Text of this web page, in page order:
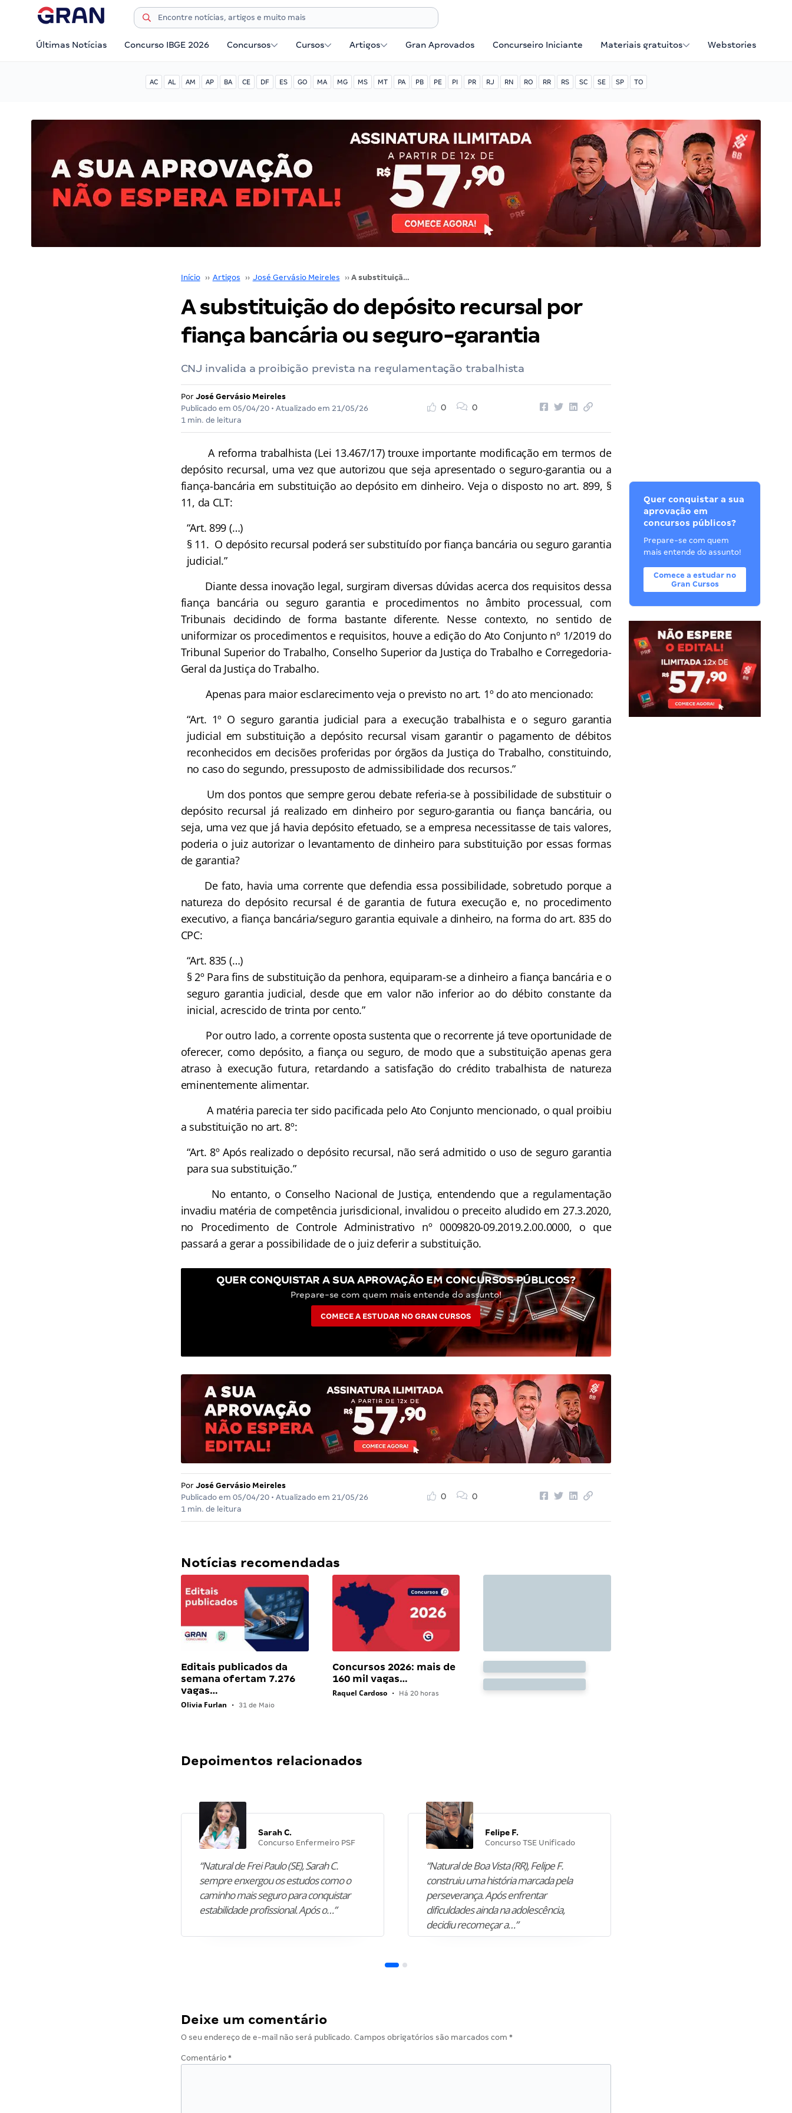
Últimas Notícias Concurso IBGE 2026 Concursos Cursos Artigos Gran Aprovados Concurseiro Iniciante Materiais gratuitos Webstories
AC AL AM AP BA CE DF ES GO MA MG MS MT PA PB PE PI PR RJ RN RO RR RS SC SE SP TO
Início ›› Artigos ›› José Gervásio Meireles ›› A substituição do depósito recursal por fiança bancária ou seguro-garantia
A substituição do depósito recursal por
fiança bancária ou seguro-garantia
CNJ invalida a proibição prevista na regulamentação trabalhista
Por José Gervásio Meireles
Publicado em 05/04/20• Atualizado em 21/05/26
1 min. de leitura
0 0
A reforma trabalhista (Lei 13.467/17) trouxe importante modificação em termos de
depósito recursal, uma vez que autorizou que seja apresentado o seguro-garantia ou a
fiança-bancária em substituição ao depósito em dinheiro. Veja o disposto no art. 899, §
11, da CLT:
“Art. 899 (…)
§ 11. O depósito recursal poderá ser substituído por fiança bancária ou seguro garantia
judicial.”
Diante dessa inovação legal, surgiram diversas dúvidas acerca dos requisitos dessa
fiança bancária ou seguro garantia e procedimentos no âmbito processual, com
Tribunais decidindo de forma bastante diferente. Nesse contexto, no sentido de
uniformizar os procedimentos e requisitos, houve a edição do Ato Conjunto nº 1/2019 do
Tribunal Superior do Trabalho, Conselho Superior da Justiça do Trabalho e Corregedoria-
Geral da Justiça do Trabalho.
Apenas para maior esclarecimento veja o previsto no art. 1º do ato mencionado:
“Art. 1º O seguro garantia judicial para a execução trabalhista e o seguro garantia
judicial em substituição a depósito recursal visam garantir o pagamento de débitos
reconhecidos em decisões proferidas por órgãos da Justiça do Trabalho, constituindo,
no caso do segundo, pressuposto de admissibilidade dos recursos.”
Um dos pontos que sempre gerou debate referia-se à possibilidade de substituir o
depósito recursal já realizado em dinheiro por seguro-garantia ou fiança bancária, ou
seja, uma vez que já havia depósito efetuado, se a empresa necessitasse de tais valores,
poderia o juiz autorizar o levantamento de dinheiro para substituição por essas formas
de garantia?
De fato, havia uma corrente que defendia essa possibilidade, sobretudo porque a
natureza do depósito recursal é de garantia de futura execução e, no procedimento
executivo, a fiança bancária/seguro garantia equivale a dinheiro, na forma do art. 835 do
CPC:
“Art. 835 (…)
§ 2º Para fins de substituição da penhora, equiparam-se a dinheiro a fiança bancária e o
seguro garantia judicial, desde que em valor não inferior ao do débito constante da
inicial, acrescido de trinta por cento.”
Por outro lado, a corrente oposta sustenta que o recorrente já teve oportunidade de
oferecer, como depósito, a fiança ou seguro, de modo que a substituição apenas gera
atraso à execução futura, retardando a satisfação do crédito trabalhista de natureza
eminentemente alimentar.
A matéria parecia ter sido pacificada pelo Ato Conjunto mencionado, o qual proibiu
a substituição no art. 8º:
“Art. 8º Após realizado o depósito recursal, não será admitido o uso de seguro garantia
para sua substituição.”
No entanto, o Conselho Nacional de Justiça, entendendo que a regulamentação
invadiu matéria de competência jurisdicional, invalidou o preceito aludido em 27.3.2020,
no Procedimento de Controle Administrativo nº 0009820-09.2019.2.00.0000, o que
passará a gerar a possibilidade de o juiz deferir a substituição.
QUER CONQUISTAR A SUA APROVAÇÃO EM CONCURSOS PÚBLICOS?
Prepare-se com quem mais entende do assunto!
COMECE A ESTUDAR NO GRAN CURSOS
Por José Gervásio Meireles
Publicado em 05/04/20• Atualizado em 21/05/26
1 min. de leitura
0 0
Notícias recomendadas
Editais publicados da
semana ofertam 7.276
vagas…
Olivia Furlan • 31 de Maio
Concursos 2026: mais de
160 mil vagas…
Raquel Cardoso • Há 20 horas
Depoimentos relacionados
Sarah C.
Concurso Enfermeiro PSF
“Natural de Frei Paulo (SE), Sarah C.
sempre enxergou os estudos como o
caminho mais seguro para conquistar
estabilidade profissional. Após o…”
Felipe F.
Concurso TSE Unificado
“Natural de Boa Vista (RR), Felipe F.
construiu uma história marcada pela
perseverança. Após enfrentar
dificuldades ainda na adolescência,
decidiu recomeçar a…”
Deixe um comentário
O seu endereço de e-mail não será publicado. Campos obrigatórios são marcados com *
Comentário *
Quer conquistar a sua
aprovação em
concursos públicos?
Prepare-se com quem
mais entende do assunto!
Comece a estudar no
Gran Cursos